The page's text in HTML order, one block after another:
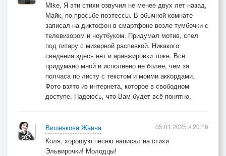
Mike, Я эти стихи озвучил не менее двух лет назад,
Майк, по просьбе поэтессы. В обычной комнате
записал на диктофон в смартфоне возле тумбочки с
телевизором и ноутбуком. Придумал мотив, спел
под гитару с мизерной распевкой. Никакого
сведения здесь нет и аранжировки тоже. Всё
придумано мной и исполнено не более, чем за
полчаса по листу с текстом и моими аккордами.
Фото взято из интернета, которое в свободном
доступе. Надеюсь, что Вам будет всё понятно.
Вишнякова Жанна
Коля, хорошую песню написал на стихи
Эльвирочки! Молодцы!
05.01.2025 в 20:16